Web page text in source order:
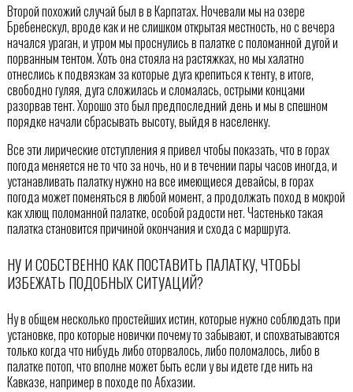
Второй похожий случай был в в Карпатах. Ночевали мы на озере
Бребенескул, вроде как и не слишком открытая местность, но с вечера
начался ураган, и утром мы проснулись в палатке с поломанной дугой и
порванным тентом. Хоть она стояла на растяжках, но мы халатно
отнеслись к подвязкам за которые дуга крепиться к тенту, в итоге,
свободно гуляя, дуга сложилась и сломалась, острыми концами
разорвав тент. Хорошо это был предпоследний день и мы в спешном
порядке начали сбрасывать высоту, выйдя в населенку.
Все эти лирические отступления я привел чтобы показать, что в горах
погода меняется не то что за ночь, но и в течении пары часов иногда, и
устанавливать палатку нужно на все имеющиеся девайсы, в горах
погода может поменяться в любой момент, а продолжать поход в мокрой
как хлющ поломанной палатке, особой радости нет. Частенько такая
палатка становится причиной окончания и схода с маршрута.
НУ И СОБСТВЕННО КАК ПОСТАВИТЬ ПАЛАТКУ, ЧТОБЫ
ИЗБЕЖАТЬ ПОДОБНЫХ СИТУАЦИЙ?
Ну в общем несколько простейших истин, которые нужно соблюдать при
установке, про которые новички почему то забывают, и спохватываются
только когда что нибудь либо оторвалось, либо поломалось, либо в
палатке потоп, что вполне может быть если у вы идете где нить на
Кавказе, например в походе по Абхазии.